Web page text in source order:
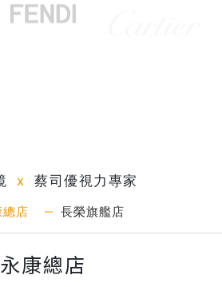
x 蔡司優視力專家
總店 長榮旗艦店
永康總店